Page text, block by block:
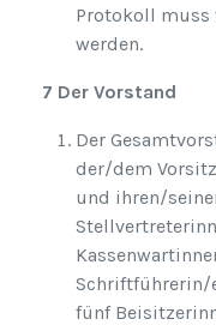
Protokoll muss
werden.
7 Der Vorstand
Der
der/dem
und ihren/
Schriftführerin/
fünf